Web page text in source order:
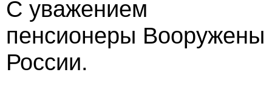
С уважением
пенсионеры
России.